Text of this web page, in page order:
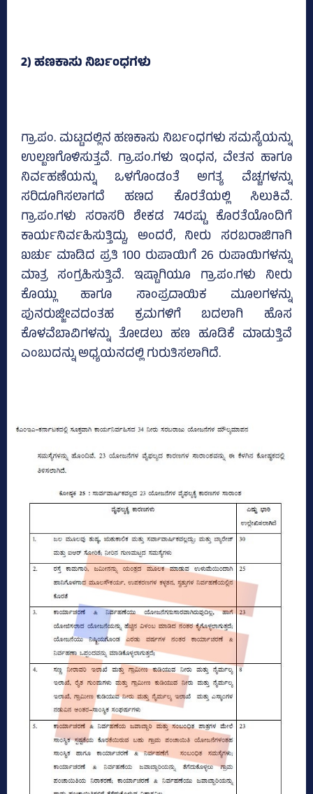
2) ಹಣಕಾಸು ನಿರ್ಬಂಧಗಳು
ಗ್ರಾ.ಪಂ. ಮಟ್ಟದಲ್ಲಿನ ಹಣಕಾಸು ನಿರ್ಬಂಧಗಳು ಸಮಸ್ಯೆಯನ್ನು
ಉಲ್ಬಣಗೊಳಿಸುತ್ತವೆ. ಗ್ರಾ.ಪಂ.ಗಳು ಇಂಧನ, ವೇತನ ಹಾಗೂ
ನಿರ್ವಹಣೆಯನ್ನು ಒಳಗೊಂಡಂತೆ ಅಗತ್ಯ ವೆಚ್ಚಗಳನ್ನು
ಸರಿದೂಗಿಸಲಾಗದೆ ಹಣದ ಕೊರತೆಯಲ್ಲಿ ಸಿಲುಕಿವೆ.
ಗ್ರಾ.ಪಂ.ಗಳು ಸರಾಸರಿ ಶೇಕಡ 74ರಷ್ಟು ಕೊರತೆಯೊಂದಿಗೆ
ಕಾರ್ಯನಿರ್ವಹಿಸುತ್ತಿದ್ದು, ಅಂದರೆ, ನೀರು ಸರಬರಾಜಿಗಾಗಿ
ಖರ್ಚು ಮಾಡಿದ ಪ್ರತಿ 100 ರುಪಾಯಿಗೆ 26 ರುಪಾಯಿಗಳನ್ನು
ಮಾತ್ರ ಸಂಗ್ರಹಿಸುತ್ತಿವೆ. ಇಷ್ಟಾಗಿಯೂ ಗ್ರಾ.ಪಂ.ಗಳು ನೀರು
ಕೊಯ್ಲು ಹಾಗೂ ಸಾಂಪ್ರದಾಯಿಕ ಮೂಲಗಳನ್ನು
ಪುನರುಜ್ಜೀವದಂತಹ ಕ್ರಮಗಳಿಗೆ ಬದಲಾಗಿ ಹೊಸ
ಕೊಳವೆಬಾವಿಗಳನ್ನು ತೋಡಲು ಹಣ ಹೂಡಿಕೆ ಮಾಡುತ್ತಿವೆ
ಎಂಬುದನ್ನು ಅಧ್ಯಯನದಲ್ಲಿ ಗುರುತಿಸಲಾಗಿದೆ.